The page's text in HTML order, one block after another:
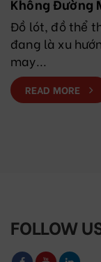
Không Đường
Đồ lót, đồ thể
đang là xu
may...
READ MORE
FOLLOW